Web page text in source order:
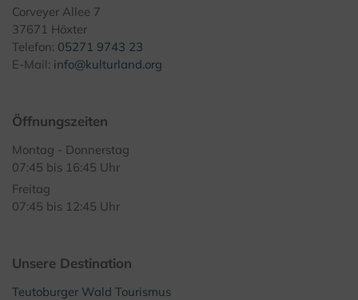
Corveyer Allee 7
37671 Höxter
Telefon: 05271 9743 23
E-Mail: info@kulturland.org
Öffnungszeiten
Montag - Donnerstag
07:45 bis 16:45 Uhr
Freitag
07:45 bis 12:45 Uhr
Unsere Destination
Teutoburger Wald Tourismus